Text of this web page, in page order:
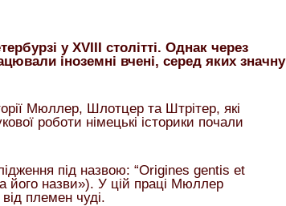
у XVIII столітті. Однак через
іноземні вчені, серед яких значну
Мюллер, Шлотцер та Штрітер, які
роботи німецькі історики почали
під назвою: “Origines gentis et
його назви»). У цій праці Мюллер
племен чуді.